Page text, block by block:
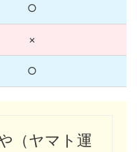
○
×
○
（ヤマト運